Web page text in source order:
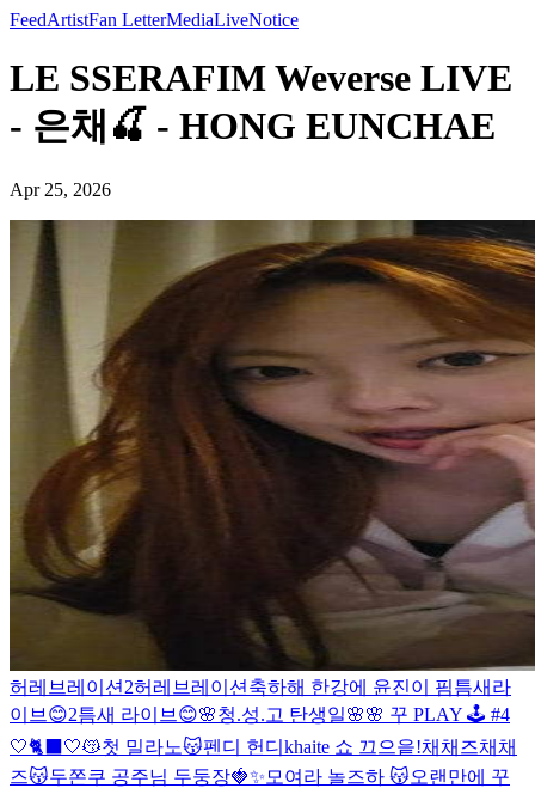
FeedArtistFan LetterMediaLiveNotice
LE SSERAFIM Weverse LIVE
- 은채🍒 - HONG EUNCHAE
Apr 25, 2026
허레브레이션2허레브레이션 축하해 한강에 윤진이 핌틈새라
이브😊2틈새 라이브😊🌸청.성.고 탄생일🌸🌸 꾸 PLAY 🕹️ #4
🤍🐈‍⬛🤍😽첫 밀라노😽펜디 헌디 khaite 쇼 끄으읕!채채즈채채
즈😽두쫀쿠 공주님 두둥장🍓✨️ 모여라 놀즈하 😽오랜만에 꾸